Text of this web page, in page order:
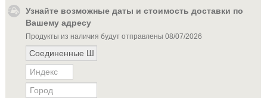
Узнайте возможные даты и стоимость доставки по
Вашему адресу
Продукты из наличия будут отправлены 08/07/2026